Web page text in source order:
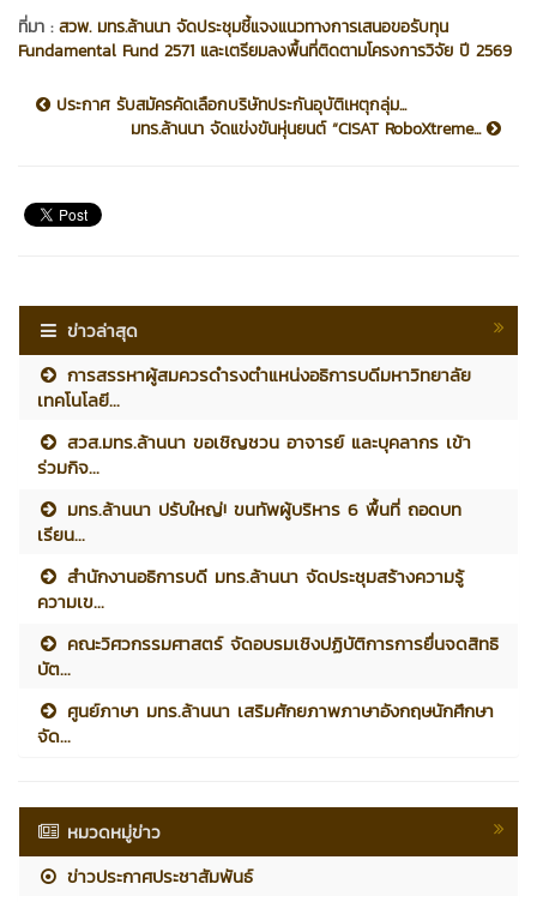
ที่มา :สวพ. มทร.ล้านนา จัดประชุมชี้แจงแนวทางการเสนอขอรับทุน
Fundamental Fund 2571 และเตรียมลงพื้นที่ติดตามโครงการวิจัย ปี 2569
ประกาศ รับสมัครคัดเลือกบริษัทประกันอุบัติเหตุกลุ่ม...
มทร.ล้านนา จัดแข่งขันหุ่นยนต์ “CISAT RoboXtreme...
ข่าวล่าสุด
การสรรหาผู้สมควรดำรงตำแหน่งอธิการบดีมหาวิทยาลัย
เทคโนโลยี...
สวส.มทร.ล้านนา ขอเชิญชวน อาจารย์ และบุคลากร เข้า
ร่วมกิจ...
มทร.ล้านนา ปรับใหญ่! ขนทัพผู้บริหาร 6 พื้นที่ ถอดบท
เรียน...
สำนักงานอธิการบดี มทร.ล้านนา จัดประชุมสร้างความรู้
ความเข...
คณะวิศวกรรมศาสตร์ จัดอบรมเชิงปฏิบัติการการยื่นจดสิทธิ
บัต...
ศูนย์ภาษา มทร.ล้านนา เสริมศักยภาพภาษาอังกฤษนักศึกษา
จัด...
หมวดหมู่ข่าว
ข่าวประกาศประชาสัมพันธ์